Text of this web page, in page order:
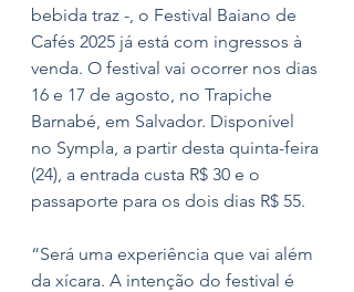
bebida traz -, o Festival Baiano de
Cafés 2025 já está com ingressos à
venda. O festival vai ocorrer nos dias
16 e 17 de agosto, no Trapiche
Barnabé, em Salvador. Disponível
no Sympla, a partir desta quinta-feira
(24), a entrada custa R$ 30 e o
passaporte para os dois dias R$ 55.
“Será uma experiência que vai além
da xícara. A intenção do festival é